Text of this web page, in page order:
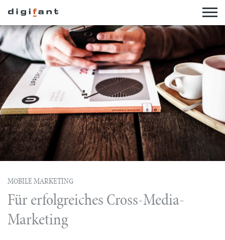
MOBILE MARKETING
Für erfolgreiches Cross-Media-
Marketing